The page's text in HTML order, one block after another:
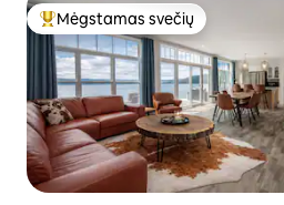
Svečių mėgstamiausias
Mėgstamas svečių